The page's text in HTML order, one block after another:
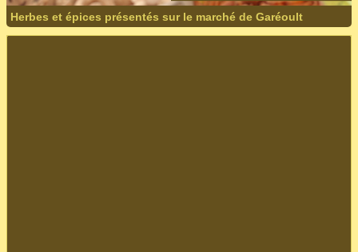
Herbes et épices présentés sur le marché de Garéoult